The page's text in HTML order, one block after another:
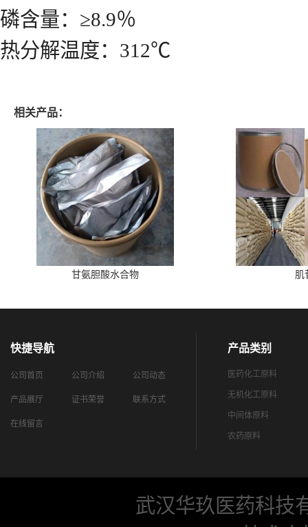
磷含量：≥8.9％
热分解温度：312℃
相关产品：
甘氨胆酸水合物 肌
快捷导航
公司首页 公司介绍 公司动态
产品展厅 证书荣誉 联系方式
在线留言
产品类别
医药化工原料
无机化工原料
中间体原料
农药原料
武汉华玖医药科技